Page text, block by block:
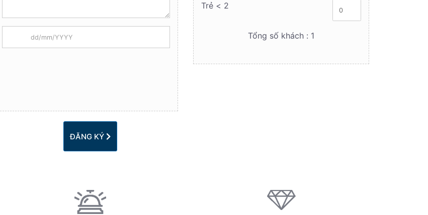
Trẻ < 2
Tổng số khách : 1
ĐĂNG KÝ